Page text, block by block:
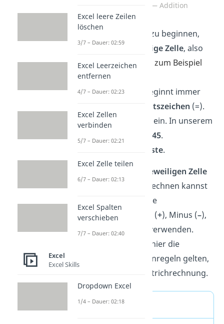
Excel Berechnung — Addition
Um eine Rechnung zu beginnen,
klicke in eine
beliebige Zelle, also
ein Kästchen.Wähle zum Beispiel
die ZelleB4
Eine Excel Formel beginnt immer
Gleichheitszeichen (­­=­).
Gib die Berechnung ein. In unserem
=35+45.
Enter-Taste.
jeweiligen Zelle
das Ergebnis
an. Zum Rechnen kannst
du selbstverständlich die
Grundrechenarten
Plus (+), Minus (–),
Mal (*) oder Geteilt (
) verwenden.
Denk daran, dass auch hier die
mathematischen Rechenregeln gelten,
so wie z. B. Punkt- vor Strichrechnung.
Excel rechnen
Excel leere Zeilen
löschen
3/7 – Dauer: 02:59
Excel Leerzeichen
entfernen
4/7 – Dauer: 02:23
Excel Zellen
verbinden
5/7 – Dauer: 02:21
Excel Zelle teilen
6/7 – Dauer: 02:13
Excel Spalten
verschieben
7/7 – Dauer: 02:40
Excel
Excel Skills
Dropdown Excel
1/4 – Dauer: 02:18